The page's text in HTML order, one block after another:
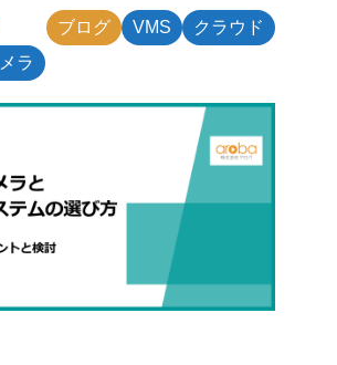
ブログ VMS
クラウド
ラ